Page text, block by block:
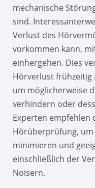
mechanische
sind.
Verlust des
vorkommen kann,
einhergehen. Dies
Hörverlust frühzeitig
um möglicherweise
verhindern oder
Experten empfehlen
Hörüberprüfung, um
minimieren und
einschließlich der
Noisern.